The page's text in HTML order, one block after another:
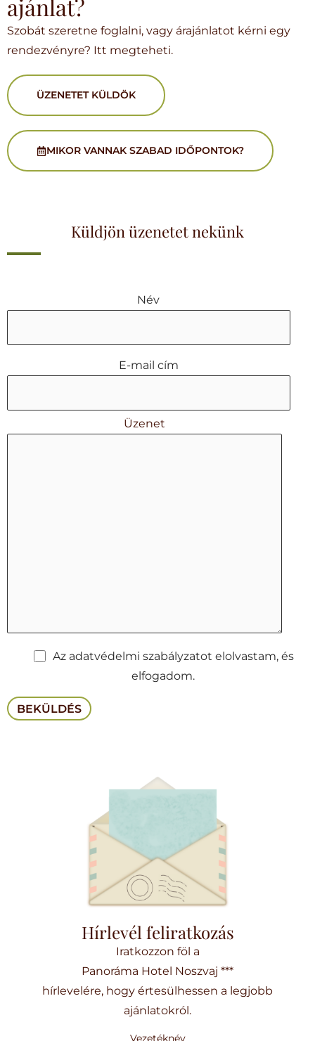
ajánlat?
Szobát szeretne foglalni, vagy árajánlatot kérni egy
rendezvényre? Itt megteheti.
ÜZENETET KÜLDÖK
MIKOR VANNAK SZABAD IDŐPONTOK?
Küldjön üzenetet nekünk
Név
E-mail cím
Üzenet
Az adatvédelmi szabályzatot elolvastam, és
elfogadom.
Hírlevél feliratkozás
Iratkozzon föl a
Panoráma Hotel Noszvaj ***
hírlevelére, hogy értesülhessen a legjobb
ajánlatokról.
Vezetéknév